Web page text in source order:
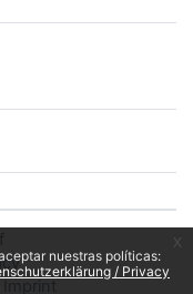
nuestras políticas:
/ Privacy